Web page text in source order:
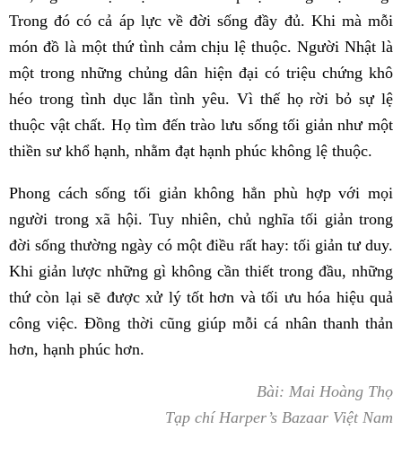
Trong đó có cả áp lực về đời sống đầy đủ. Khi mà mỗi
món đồ là một thứ tình cảm chịu lệ thuộc. Người Nhật là
một trong những chủng dân hiện đại có triệu chứng khô
héo trong tình dục lẫn tình yêu. Vì thế họ rời bỏ sự lệ
thuộc vật chất. Họ tìm đến trào lưu sống tối giản như một
thiền sư khổ hạnh, nhằm đạt hạnh phúc không lệ thuộc.
Phong cách sống tối giản không hẳn phù hợp với mọi
người trong xã hội. Tuy nhiên, chủ nghĩa tối giản trong
đời sống thường ngày có một điều rất hay: tối giản tư duy.
Khi giản lược những gì không cần thiết trong đầu, những
thứ còn lại sẽ được xử lý tốt hơn và tối ưu hóa hiệu quả
công việc. Đồng thời cũng giúp mỗi cá nhân thanh thản
hơn, hạnh phúc hơn.
Bài: Mai Hoàng Thọ
Tạp chí Harper’s Bazaar Việt Nam